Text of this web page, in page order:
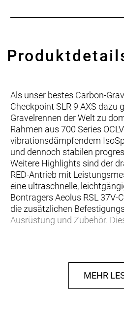
Als unser bestes Carbon-
Checkpoint SLR 9 AXS dazu
Gravelrennen der Welt zu
Rahmen aus 700 Series
vibrationsdämpfendem
und dennoch stabilen
Weitere Highlights sind der
RED-Antrieb mit
eine ultraschnelle,
Bontragers Aeolus RSL 37V-
die zusätzlichen
Ausrüstung und Zubehör.
diese epischen Abenteuer
abgestimmte Gravelbike auf
Kurz gesagt: Du willst
MEHR